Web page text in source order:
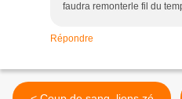
faudra remonterle fil du
Répondre